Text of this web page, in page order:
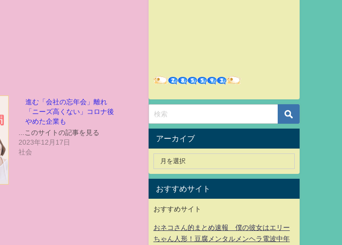
進む「会社の忘年会」離れ
「ニーズ高くない」コロナ後
やめた企業も
...このサイトの記事を見る
2023年12月17日
社会
アーカイブ
おすすめサイト
おすすめサイト
おネコさん的まとめ速報 僕の彼女はエリー
ちゃん人形！豆腐メンタルメンヘラ電波中年